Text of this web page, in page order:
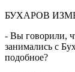
БУХАРОВ
- Вы говорили,
занимались с
подобное?